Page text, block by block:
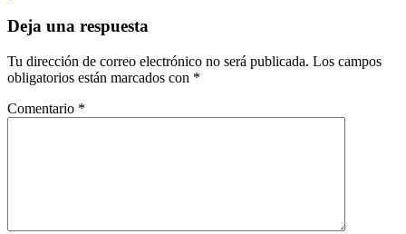
Deja una respuesta
Tu dirección de correo electrónico no será publicada. Los campos
obligatorios están marcados con *
Comentario *